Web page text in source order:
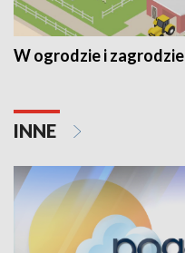
W ogrodzie i zagrodzie
INNE